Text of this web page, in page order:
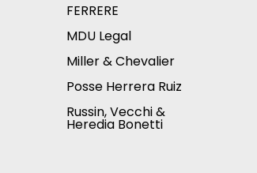
FERRERE
MDU Legal
Miller & Chevalier
Posse Herrera Ruiz
Russin, Vecchi &
Heredia Bonetti